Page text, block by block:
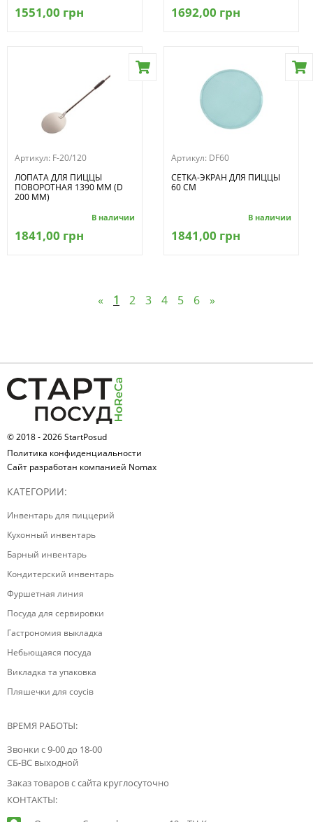
1551,00 грн 1692,00 грн
Артикул: F-20/120
ЛОПАТА ДЛЯ ПИЦЦЫ
ПОВОРОТНАЯ 1390 ММ (D
200 ММ)
В наличии
1841,00 грн
Артикул: DF60
СЕТКА-ЭКРАН ДЛЯ ПИЦЦЫ
60 СМ
В наличии
1841,00 грн
« 1 2 3 4 5 6 »
© 2018 - 2026 StartPosud
Политика конфиденциальности
Сайт разработан компанией Nomax
КАТЕГОРИИ:
Инвентарь для пиццерий
Кухонный инвентарь
Барный инвентарь
Кондитерский инвентарь
Фуршетная линия
Посуда для сервировки
Гастрономия выкладка
Небьющаяся посуда
Викладка та упаковка
Пляшечки для соусів
ВРЕМЯ РАБОТЫ:
Звонки с 9-00 до 18-00
СБ-ВС выходной
Заказ товаров с сайта круглосуточно
КОНТАКТЫ: